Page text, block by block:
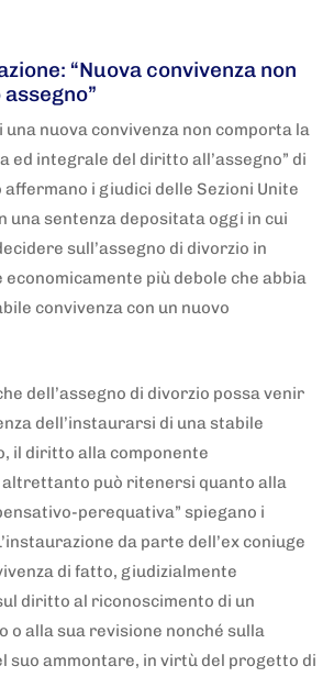
“Nuova convivenza non
una nuova convivenza non comporta la
ed integrale del diritto all’assegno” di
affermano i giudici delle Sezioni Unite
una sentenza depositata oggi in cui
sull’assegno di divorzio in
più debole che abbia
convivenza con un nuovo
dell’assegno di divorzio possa venir
dell’instaurarsi di una stabile
il diritto alla componente
altrettanto può ritenersi quanto alla
perequativa” spiegano i
da parte dell’ex coniuge
di fatto, giudizialmente
diritto al riconoscimento di un
o alla sua revisione nonché sulla
suo ammontare, in virtù del progetto di